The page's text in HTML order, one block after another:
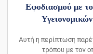
Εφοδιασμού με
Αυτή η περίπτωση
τρόπου με τον